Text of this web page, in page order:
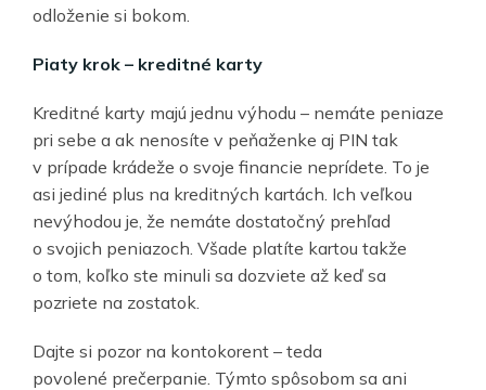
odloženie si bokom.
Piaty krok – kreditné karty
Kreditné karty majú jednu výhodu – nemáte peniaze
pri sebe a ak nenosíte v peňaženke aj PIN tak
v prípade krádeže o svoje financie neprídete. To je
asi jediné plus na kreditných kartách. Ich veľkou
nevýhodou je, že nemáte dostatočný prehľad
o svojich peniazoch. Všade platíte kartou takže
o tom, koľko ste minuli sa dozviete až keď sa
pozriete na zostatok.
Dajte si pozor na kontokorent – teda
povolené prečerpanie. Týmto spôsobom sa ani